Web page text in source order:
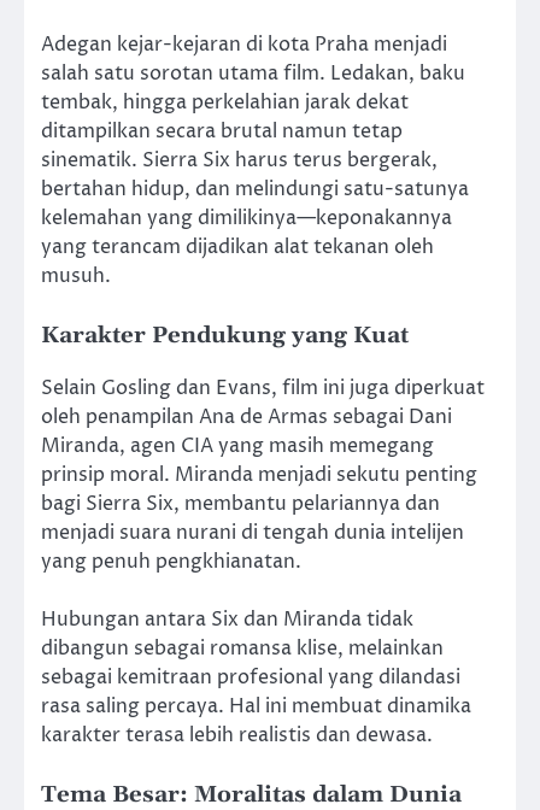
Adegan kejar-kejaran di kota Praha menjadi
salah satu sorotan utama film. Ledakan, baku
tembak, hingga perkelahian jarak dekat
ditampilkan secara brutal namun tetap
sinematik. Sierra Six harus terus bergerak,
bertahan hidup, dan melindungi satu-satunya
kelemahan yang dimilikinya—keponakannya
yang terancam dijadikan alat tekanan oleh
musuh.
Karakter Pendukung yang Kuat
Selain Gosling dan Evans, film ini juga diperkuat
oleh penampilan Ana de Armas sebagai Dani
Miranda, agen CIA yang masih memegang
prinsip moral. Miranda menjadi sekutu penting
bagi Sierra Six, membantu pelariannya dan
menjadi suara nurani di tengah dunia intelijen
yang penuh pengkhianatan.
Hubungan antara Six dan Miranda tidak
dibangun sebagai romansa klise, melainkan
sebagai kemitraan profesional yang dilandasi
rasa saling percaya. Hal ini membuat dinamika
karakter terasa lebih realistis dan dewasa.
Tema Besar: Moralitas dalam Dunia